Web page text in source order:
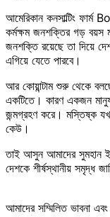
আমেরিকান কনসাল্টিং
কর্মক্ষম জনশক্তির গড় বয়স
জনশক্তি রয়েছে তা দিয়ে
এগিয়ে যেতে পারবে।
আর কোয়ান্টাম শুরু থেকে
একটিতে। কারণ একজন
জন্মগ্রহণ করে। মস্তিষ্ক
কেউ।
তাই আসুন আমাদের সুমহান
দেশকে শীর্ষস্থানীয় সমৃদ্ধ
আমাদের সম্মিলিত ভাবনা